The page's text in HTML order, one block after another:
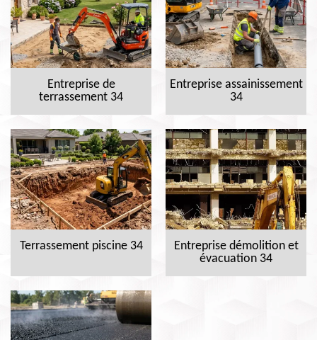
Entreprise de
terrassement 34
Entreprise assainissement
34
Terrassement piscine 34
Entreprise démolition et
évacuation 34